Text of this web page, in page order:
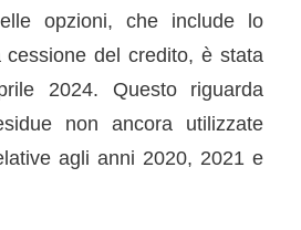
opzioni, che include lo
del credito, è stata
2024. Questo riguarda
non ancora utilizzate
agli anni 2020, 2021 e